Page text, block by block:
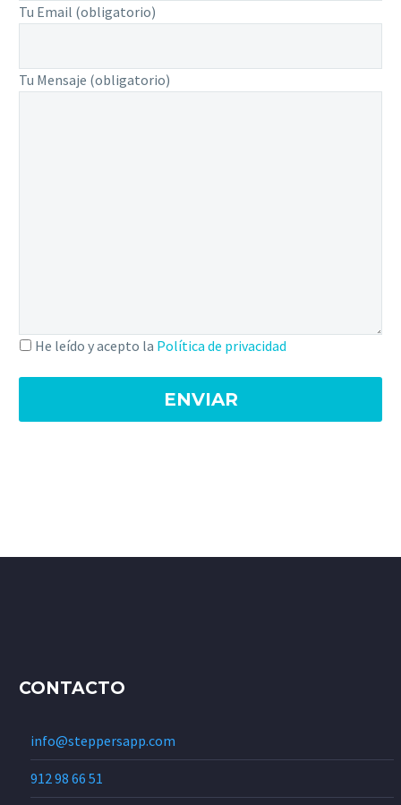
Tu Email (obligatorio)
Tu Mensaje (obligatorio)
He leído y acepto la Política de privacidad
CONTACTO
info@steppersapp.com
912 98 66 51